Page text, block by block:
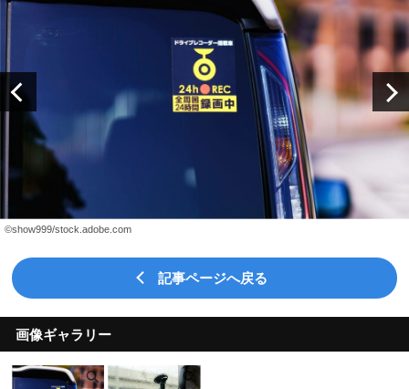
©show999/stock.adobe.com
記事ページへ戻る
画像ギャラリー